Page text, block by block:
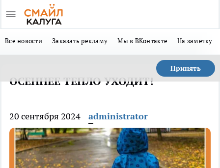
Все новости Заказать рекламу Мы в ВКонтакте На заметку
Принять
ОСЕННЕЕ ТЕПЛО УХОДИТ!
20 сентября 2024 administrator